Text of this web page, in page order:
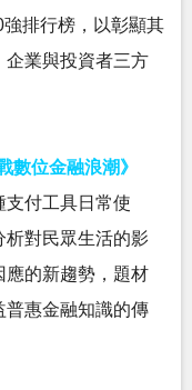
排行榜，以彰顯其
企業與投資者三方
位金融浪潮》
支付工具日常使
析對民眾生活的影
應的新趨勢，題材
普惠金融知識的傳